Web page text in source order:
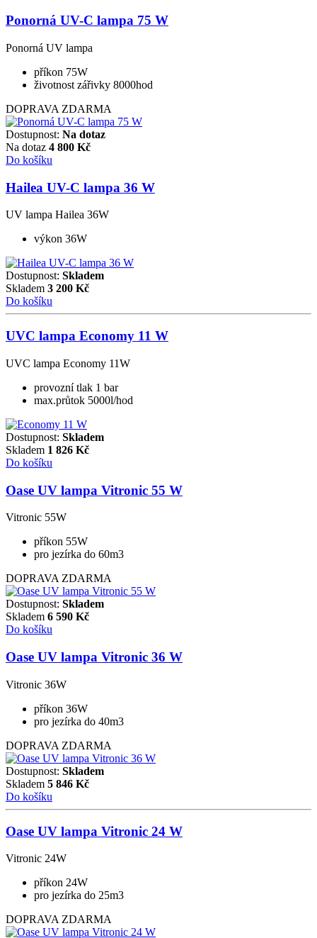
Ponorná UV-C lampa 75 W
Ponorná UV lampa
příkon 75W
životnost zářivky 8000hod
DOPRAVA ZDARMA
Dostupnost: Na dotaz
Na dotaz 4 800 Kč
Do košíku
Hailea UV-C lampa 36 W
UV lampa Hailea 36W
výkon 36W
Dostupnost: Skladem
Skladem 3 200 Kč
Do košíku
UVC lampa Economy 11 W
UVC lampa Economy 11W
provozní tlak 1 bar
max.průtok 5000l/hod
Dostupnost: Skladem
Skladem 1 826 Kč
Do košíku
Oase UV lampa Vitronic 55 W
Vitronic 55W
příkon 55W
pro jezírka do 60m3
DOPRAVA ZDARMA
Dostupnost: Skladem
Skladem 6 590 Kč
Do košíku
Oase UV lampa Vitronic 36 W
Vitronic 36W
příkon 36W
pro jezírka do 40m3
DOPRAVA ZDARMA
Dostupnost: Skladem
Skladem 5 846 Kč
Do košíku
Oase UV lampa Vitronic 24 W
Vitronic 24W
příkon 24W
pro jezírka do 25m3
DOPRAVA ZDARMA